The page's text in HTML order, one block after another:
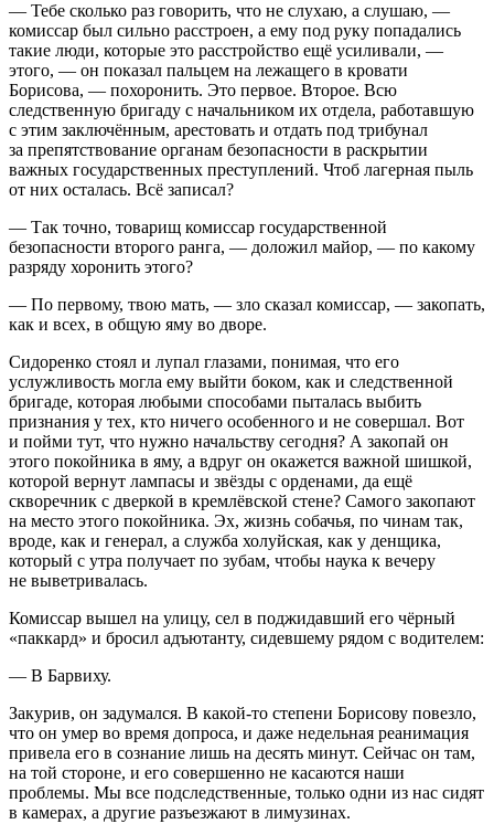
— Тебе сколько раз говорить, что не слухаю, а слушаю, —
комиссар был сильно расстроен, а ему под руку попадались
такие люди, которые это расстройство ещё усиливали, —
этого, — он показал пальцем на лежащего в кровати
Борисова, — похоронить. Это первое. Второе. Всю
следственную бригаду с начальником их отдела, работавшую
с этим заключённым, арестовать и отдать под трибунал
за препятствование органам безопасности в раскрытии
важных государственных преступлений. Чтоб лагерная пыль
от них осталась. Всё записал?
— Так точно, товарищ комиссар государственной
безопасности второго ранга, — доложил майор, — по какому
разряду хоронить этого?
— По первому, твою мать, — зло сказал комиссар, — закопать,
как и всех, в общую яму во дворе.
Сидоренко стоял и лупал глазами, понимая, что его
услужливость могла ему выйти боком, как и следственной
бригаде, которая любыми способами пыталась выбить
признания у тех, кто ничего особенного и не совершал. Вот
и пойми тут, что нужно начальству сегодня? А закопай он
этого покойника в яму, а вдруг он окажется важной шишкой,
которой вернут лампасы и звёзды с орденами, да ещё
скворечник с дверкой в кремлёвской стене? Самого закопают
на место этого покойника. Эх, жизнь собачья, по чинам так,
вроде, как и генерал, а служба холуйская, как у денщика,
который с утра получает по зубам, чтобы наука к вечеру
не выветривалась.
Комиссар вышел на улицу, сел в поджидавший его чёрный
«паккард» и бросил адъютанту, сидевшему рядом с водителем:
— В Барвиху.
Закурив, он задумался. В какой-то степени Борисову повезло,
что он умер во время допроса, и даже недельная реанимация
привела его в сознание лишь на десять минут. Сейчас он там,
на той стороне, и его совершенно не касаются наши
проблемы. Мы все подследственные, только одни из нас сидят
в камерах, а другие разъезжают в лимузинах.